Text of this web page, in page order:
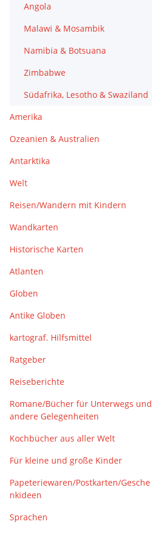
Angola
Malawi & Mosambik
Namibia & Botsuana
Zimbabwe
Südafrika, Lesotho & Swaziland
Amerika
Ozeanien & Australien
Antarktika
Welt
Reisen/Wandern mit Kindern
Wandkarten
Historische Karten
Atlanten
Globen
Antike Globen
kartograf. Hilfsmittel
Ratgeber
Reiseberichte
Romane/Bücher für Unterwegs und
andere Gelegenheiten
Kochbücher aus aller Welt
Für kleine und große Kinder
Papeteriewaren/Postkarten/Gesche
nkideen
Sprachen